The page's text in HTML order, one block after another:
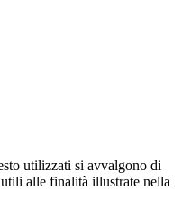
utilizzati si avvalgono di
alle finalità illustrate nella